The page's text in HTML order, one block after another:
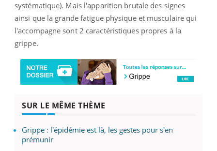
systématique). Mais l'apparition brutale des signes
ainsi que la grande fatigue physique et musculaire qui
l'accompagne sont 2 caractéristiques propres à la
grippe.
SUR LE MÊME THÈME
Grippe : l'épidémie est là, les gestes pour s'en
prémunir